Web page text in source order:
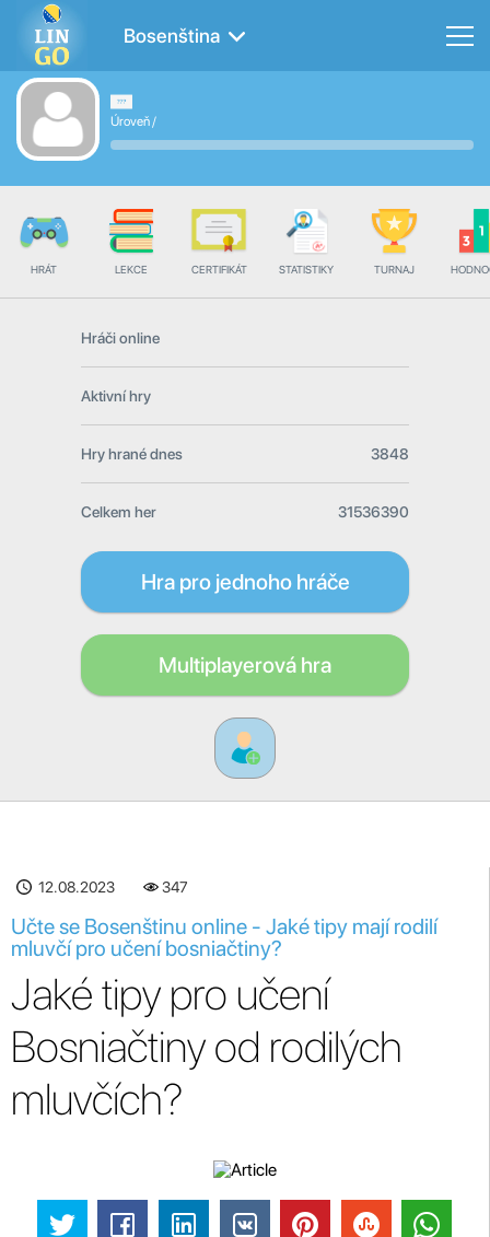
Bosenština
Úroveň/
HRÁT LEKCE CERTIFIKÁT STATISTIKY TURNAJ
Hráči online
Aktivní hry
Hry hrané dnes 3848
Celkem her 31536390
Hra pro jednoho hráče
Multiplayerová hra
12.08.2023 347
Učte se Bosenštinu online - Jaké tipy mají rodilí
mluvčí pro učení bosniačtiny?
Jaké tipy pro učení
Bosniačtiny od rodilých
mluvčích?